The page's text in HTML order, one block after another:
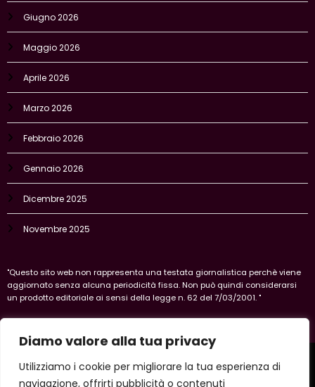
Diamo valore alla tua privacy
Utilizziamo i cookie per migliorare la tua esperienza di
navigazione, offrirti pubblicità o contenuti
Giugno 2026
Maggio 2026
Aprile 2026
Marzo 2026
Febbraio 2026
Gennaio 2026
Dicembre 2025
Novembre 2025
"Questo sito web non rappresenta una testata giornalistica perchè viene
aggiornato senza alcuna periodicità fissa. Non può quindi considerarsi
un prodotto editoriale ai sensi della legge n. 62 del 7/03/2001. "
Vercelli